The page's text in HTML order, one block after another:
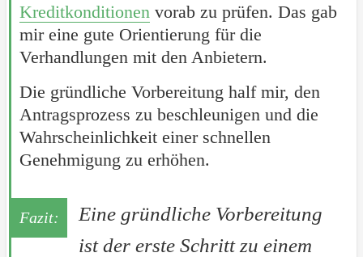
Kreditkonditionen vorab zu prüfen. Das gab
mir eine gute Orientierung für die
Verhandlungen mit den Anbietern.
Die gründliche Vorbereitung half mir, den
Antragsprozess zu beschleunigen und die
Wahrscheinlichkeit einer schnellen
Genehmigung zu erhöhen.
Eine gründliche Vorbereitung
ist der erste Schritt zu einem